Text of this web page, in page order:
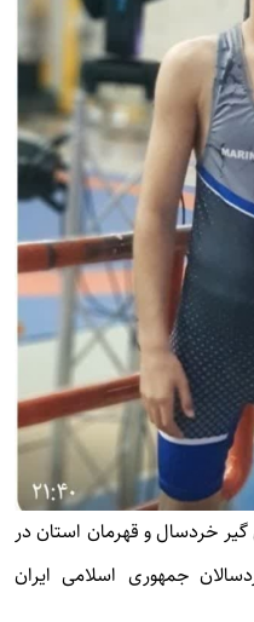
خردسال و قهرمان استان در
جمهوری اسلامی ایران